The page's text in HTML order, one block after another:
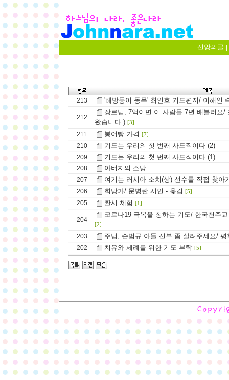
신앙의글
213 '해방둥이 동무' 최인호 기도편지/ 이해인
212
장로님, 7억이면 이 사람들 7년 배불러요/
왔습니다.) [3]
211 붕어빵 가격 [7]
210 기도는 우리의 첫 번째 사도직이다 (2)
209 기도는 우리의 첫 번째 사도직이다.(1)
208 아버지의 소망
207 여기는 러시아 소치(상) 선수를 직접 찾아
206 희망가/ 문병란 시인 - 옮김 [5]
205 환시 체험 [1]
204
코로나19 극복을 청하는 기도/ 한국천주
[2]
203 주님, 손범규 아들 신부 좀 살려주세요/
202 치유와 세례를 위한 기도 부탁 [5]